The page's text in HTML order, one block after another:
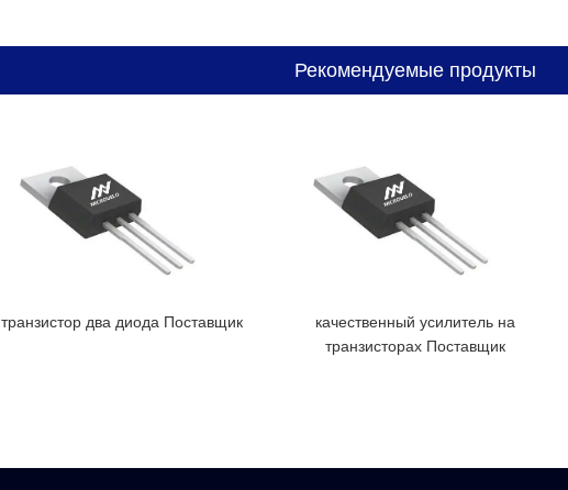
Рекомендуемые продукты
транзистор два диода Поставщик
качественный усилитель на
транзисторах Поставщик